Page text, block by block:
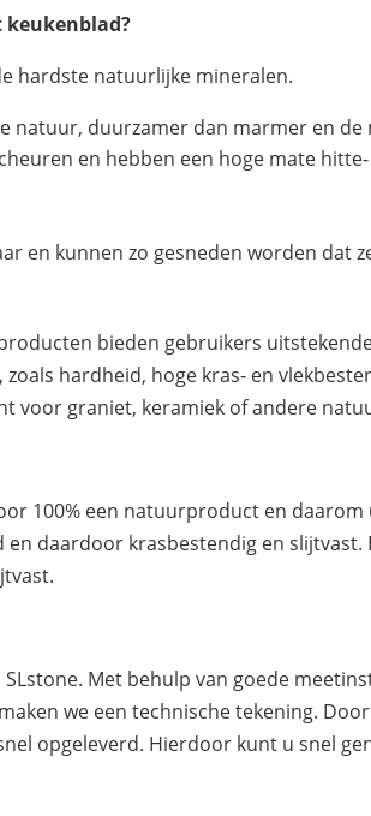
keukenblad?
hardste natuurlijke mineralen.
natuur, duurzamer dan marmer en de
en hebben een hoge mate
en kunnen zo gesneden worden dat
bieden gebruikers
hardheid, hoge kras- en
voor graniet, keramiek of andere
100% een natuurproduct en
daardoor krasbestendig en slijtvast.
Met behulp van goede
we een technische tekening.
opgeleverd. Hierdoor kunt u snel